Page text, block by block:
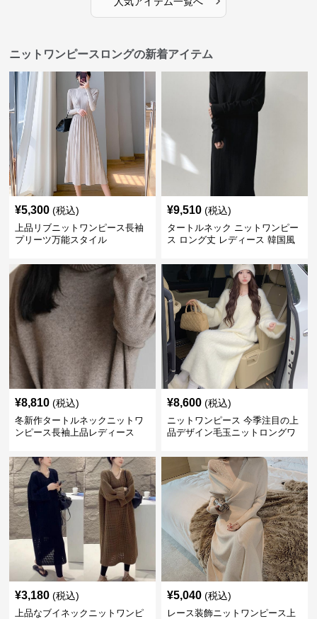
ニットワンピースロングの新着アイテム
¥5,300 (税込)
上品リブニットワンピース長袖
プリーツ万能スタイル
¥9,510 (税込)
タートルネック ニットワンピー
ス ロング丈 レディース 韓国風
¥8,810 (税込)
冬新作タートルネックニットワ
ンピース長袖上品レディース
¥8,600 (税込)
ニットワンピース 今季注目の上
品デザイン毛玉ニットロングワ
¥3,180 (税込)
上品なブイネックニットワンピ
¥5,040 (税込)
レース装飾ニットワンピース上